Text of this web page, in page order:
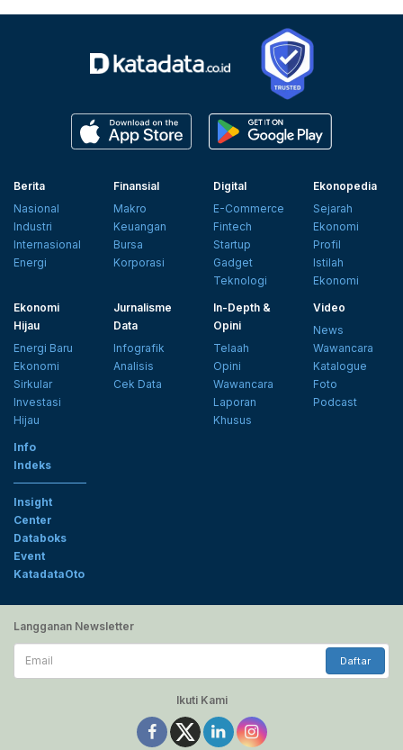
Berita
Nasional
Industri
Internasional
Energi
Finansial
Makro
Keuangan
Bursa
Korporasi
Digital
E-Commerce
Fintech
Startup
Gadget
Teknologi
Ekonopedia
Sejarah
Ekonomi
Profil
Istilah
Ekonomi
Ekonomi
Hijau
Energi Baru
Ekonomi
Sirkular
Investasi
Hijau
Jurnalisme
Data
Infografik
Analisis
Cek Data
In-Depth &
Opini
Telaah
Opini
Wawancara
Laporan
Khusus
Video
News
Wawancara
Katalogue
Foto
Podcast
Info
Indeks
Insight
Center
Databoks
Event
KatadataOto
Langganan Newsletter
Email
Daftar
Ikuti Kami